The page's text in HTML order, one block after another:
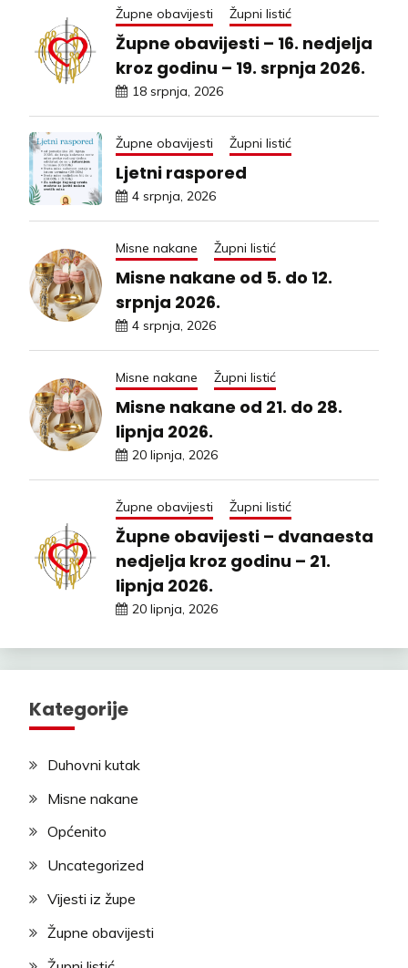
Župne obavijesti Župni listić
Župne obavijesti – 16. nedjelja
kroz godinu – 19. srpnja 2026.
18 srpnja, 2026
Župne obavijesti Župni listić
Ljetni raspored
4 srpnja, 2026
Misne nakane Župni listić
Misne nakane od 5. do 12.
srpnja 2026.
4 srpnja, 2026
Misne nakane Župni listić
Misne nakane od 21. do 28.
lipnja 2026.
20 lipnja, 2026
Župne obavijesti Župni listić
Župne obavijesti – dvanaesta
nedjelja kroz godinu – 21.
lipnja 2026.
20 lipnja, 2026
Kategorije
Duhovni kutak
Misne nakane
Općenito
Uncategorized
Vijesti iz župe
Župne obavijesti